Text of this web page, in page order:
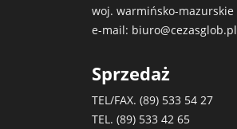
woj. warmińsko-mazurskie
e-mail: biuro@cezasglob.pl
Sprzedaż
TEL/FAX. (89) 533 54 27
TEL. (89) 533 42 65